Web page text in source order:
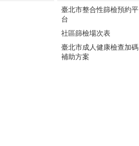
臺北市整合性篩檢預約平
台
社區篩檢場次表
臺北市成人健康檢查加碼
補助方案